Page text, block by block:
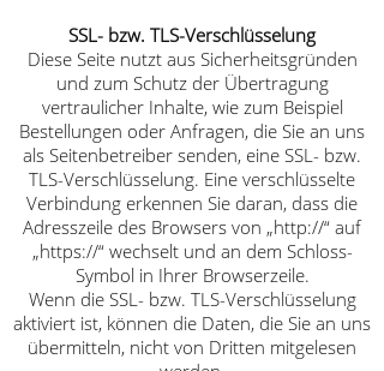
SSL- bzw. TLS-Verschlüsselung
Diese Seite nutzt aus Sicherheitsgründen
und zum Schutz der Übertragung
vertraulicher Inhalte, wie zum Beispiel
Bestellungen oder Anfragen, die Sie an uns
als Seitenbetreiber senden, eine SSL- bzw.
TLS-Verschlüsselung. Eine verschlüsselte
Verbindung erkennen Sie daran, dass die
Adresszeile des Browsers von „http://“ auf
„https://“ wechselt und an dem Schloss-
Symbol in Ihrer Browserzeile.
Wenn die SSL- bzw. TLS-Verschlüsselung
aktiviert ist, können die Daten, die Sie an uns
übermitteln, nicht von Dritten mitgelesen